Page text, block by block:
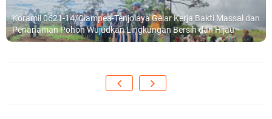
Koramil 0621-14/Ciampea-Tenjolaya Gelar Kerja Bakti Massal dan
Penanaman Pohon Wujudkan Lingkungan Bersih dan Hijau